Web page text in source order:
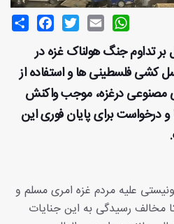
Share
FacebookTwitterEmail
WhatsApp
بر تداوم جنگ هولناک غزه در
کشی فلسطینی ها و استفاده از
مصنوعی درغزه، موجب واکنش
و درخواست برای پایان فوری این
علیه مردم غزه امری مسلم و
مخالف رسیدگی به این جنایات